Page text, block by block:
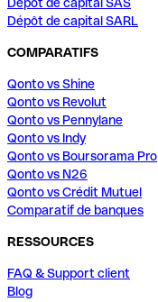
Dépôt de capital SAS
Dépôt de capital SARL
COMPARATIFS
Qonto vs Shine
Qonto vs Revolut
Qonto vs Pennylane
Qonto vs Indy
Qonto vs Boursorama Pro
Qonto vs N26
Qonto vs Crédit Mutuel
Comparatif de banques
RESSOURCES
FAQ & Support client
Blog